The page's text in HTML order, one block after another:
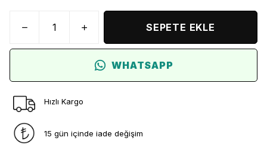
SEPETE EKLE
WHATSAPP
Hızlı Kargo
15 gün içinde iade değişim